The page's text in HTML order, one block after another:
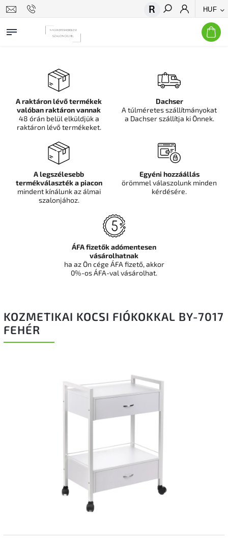
HUF
Keresés
KOZMETIKAI KOCSI FIÓKOKKAL BY-7017
FEHÉR
A raktáron lévő termékek
valóban raktáron vannak
48 órán belül elküldjük a
raktáron lévő termékeket.
Dachser
A túlméretes szállítmányokat
a Dachser szállítja ki Önnek.
A legszélesebb
termékválaszték a piacon
mindent kínálunk az álmai
szalonjához.
Egyéni hozzáállás
örömmel válaszolunk minden
kérdésére.
ÁFA fizetők adómentesen
vásárolhatnak
ha az Ön cége ÁFA fizető, akkor
0%-os ÁFA-val vásárolhat.